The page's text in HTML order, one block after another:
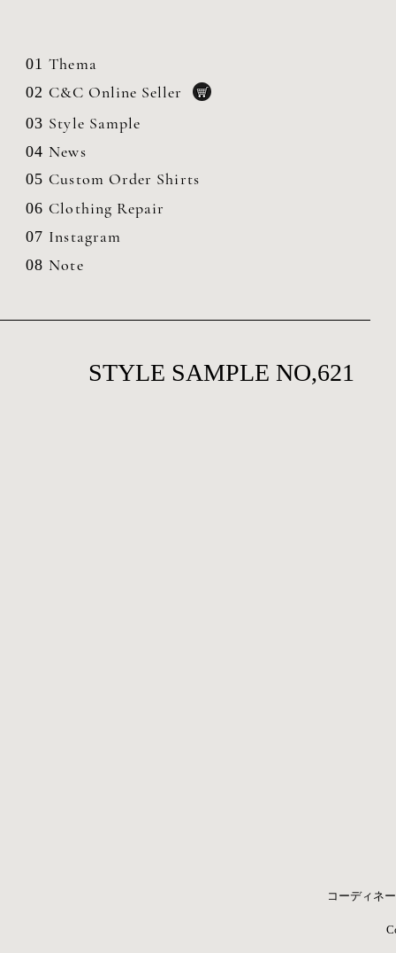
01 Thema
02 C&C Online Seller
03 Style Sample
04 News
05 Custom Order Shirts
06 Clothing Repair
07 Instagram
08 Note
STYLE SAMPLE NO,621
コーディネ